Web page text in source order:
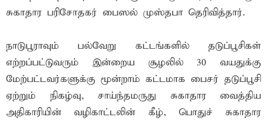
சுகாதார பரிசோதகர் பைஸல் முஸ்தபா தெரிவித்தார்.
நாடுபூராவும் பல்வேறு கட்டங்களில் தடுப்பூசிகள்
எற்றப்பட்டுவரும் இன்றைய சூழலில் 30 வயதுக்கு
மேற்பட்டவர்களுக்கு மூன்றாம் கட்டமாக பைசர் தடுப்பூசி
ஏற்றும் நிகழ்வு, சாய்ந்தமருது சுகாதார வைத்திய
அதிகாரியின் வழிகாட்டலின் கீழ், பொதுச் சுகாதார